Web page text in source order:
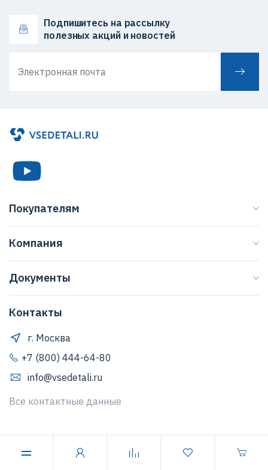
Подпишитесь на рассылку
полезных акций и новостей
Бренды
Способы оплаты
Клиентская поддержка
Покупателям
Журнал
Обратная связь
Компания
Правила обработки персональных данных
Положение о защите персональных данных
Согласие Пользователя на обработку персональных
данных
Документы
Контакты
г. Москва
+7 (800) 444-64-80
info@vsedetali.ru
Все контактные данные